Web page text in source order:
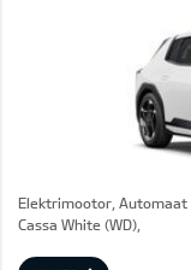
Elektrimootor, Automaat
Cassa White (WD),